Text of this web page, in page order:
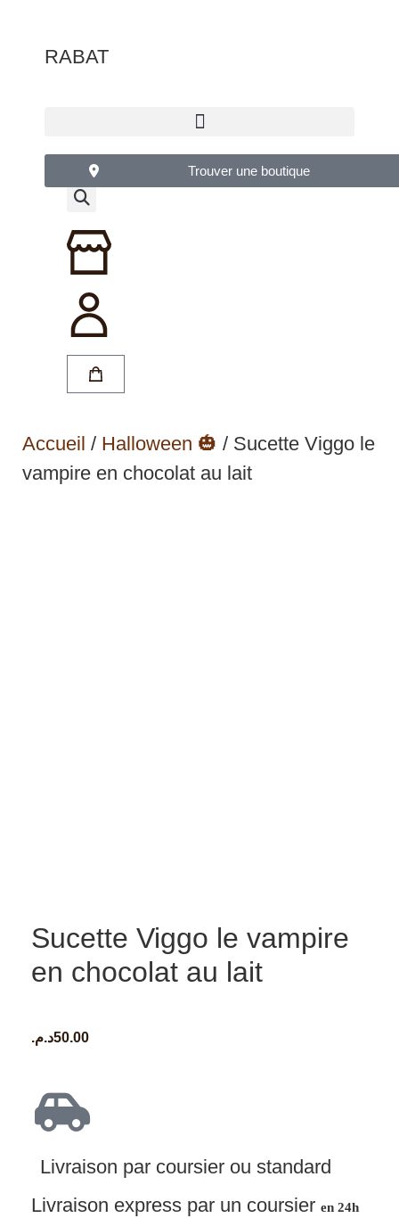
RABAT
Trouver une boutique
Accueil / Halloween 🎃 / Sucette Viggo le
vampire en chocolat au lait
Sucette Viggo le vampire
en chocolat au lait
50.00د.م.
Livraison par coursier ou standard
Livraison express par un coursier en 24h